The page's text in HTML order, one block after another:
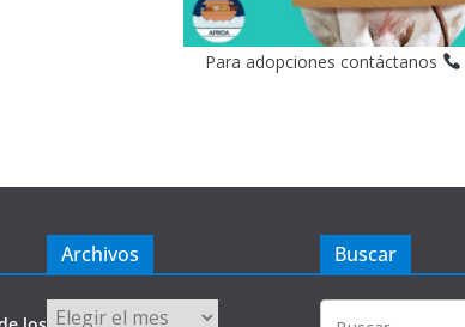
Para adopciones contáctanos
Archivos
Archivos
Buscar